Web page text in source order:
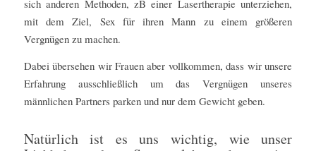
sich anderen Methoden, zB einer Lasertherapie unterziehen,
mit dem Ziel, Sex für ihren Mann zu einem größeren
Vergnügen zu machen.
Dabei übersehen wir Frauen aber vollkommen, dass wir unsere
Erfahrung ausschließlich um das Vergnügen unseres
männlichen Partners parken und nur dem Gewicht geben.
Natürlich ist es uns wichtig, wie unser